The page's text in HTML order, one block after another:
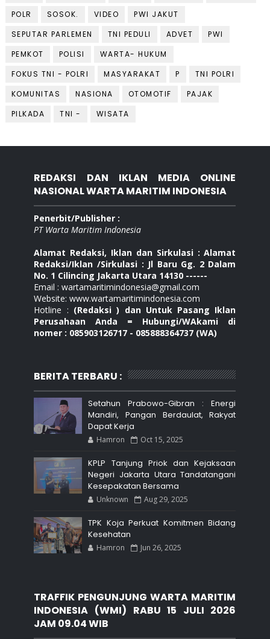
POLR
SOSOK. VIDEO
PWI JAKUT
SEPUTAR PARLEMEN
TNI PEDULI ADVET
PWI
PEMKOT
POLISI
WARTA- HUKUM
FOKUS TNI - POLRI
MASYARAKAT P
TNI POLRI
KOMUNITAS
NASIONA OTOMOTIF
PAJAK
PILKADA
TNI - WISATA
REDAKSI DAN IKLAN MEDIA ONLINE
NASIONAL WARTA MARITIM INDONESIA
Penerbit/Publisher :
PT Warta Maritim Indonesia
Alamat Redaksi, Iklan dan Sirkulasi : Alamat
Redaksi/Iklan /Sirkulasi : Jl Baru Gg. 2 Dalam
No. 1 Cilincing Jakarta Utara 14130 ------
Email : wartamaritimindonesia@gmail.com
Website: www.wartamaritimindonesia.com
Hotline : (Redaksi ) dan Untuk Pasang Iklan
Perusahaan Anda = Hubungi/WAkami di
nomer : 085903126717 - 085888364737 (WA)
BERITA TERBARU :
Setahun Prabowo-Gibran : Energi
Mandiri, Pangan Berdaulat, Rakyat
Dapat Kerja
Hamron Oct 15, 2025
KPLP Tanjung Priok dan Kejaksaan
Negeri Jakarta Utara Tandatangani
Kesepakatan Bersama
Unknown Aug 29, 2025
TPK Koja Perkuat Komitmen Bidang
Kesehatan
Hamron Jun 26, 2025
TRAFFIK PENGUNJUNG WARTA MARITIM
INDONESIA (WMI) RABU 15 JULI 2026
JAM 09.04 WIB